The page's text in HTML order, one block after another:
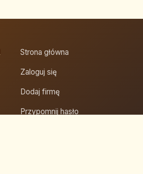
Strona główna
Zaloguj się
Dodaj firmę
Przypomnij hasło